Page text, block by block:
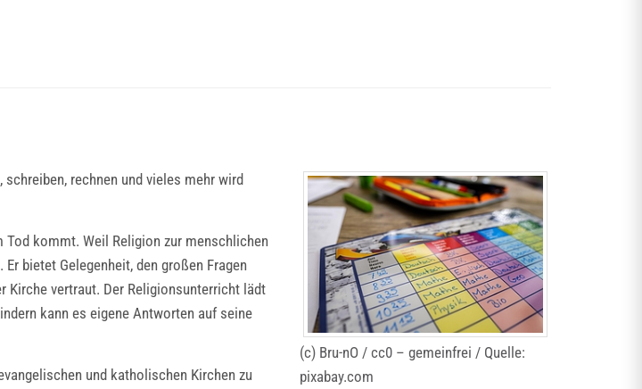
(c) Bru-nO / cc0 – gemeinfrei / Quelle:
pixabay.com
rechnen und vieles mehr wird
Tod kommt. Weil Religion zur menschlichen
bietet Gelegenheit, den großen Fragen
Kirche vertraut. Der Religionsunterricht lädt
kann es eigene Antworten auf seine
und katholischen Kirchen zu